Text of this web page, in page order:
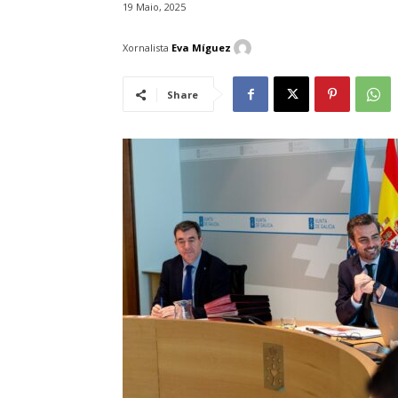
19 Maio, 2025
Xornalista Eva Míguez
Share